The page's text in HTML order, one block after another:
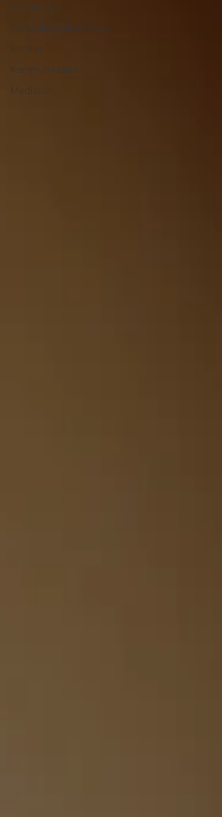
Emotionen
Persönlichkeitsstörung
Konflikt
Kommunikation
Mediation